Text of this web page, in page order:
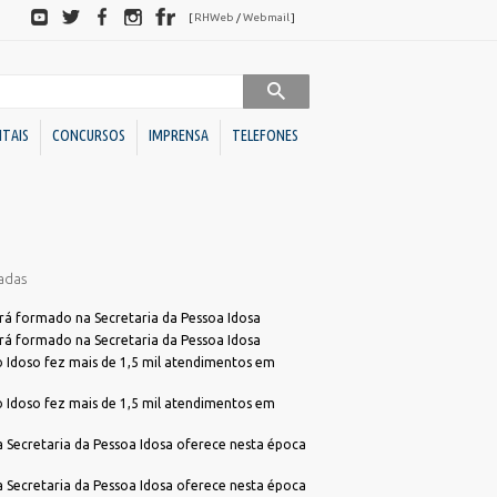
Redes
sociais
[RHWeb /Webmail]
BC Investimentos
Conselhos
Unidades
Descentralizadas
Declaração de Acessibilidade para Alvará
Declaração de ITBI
Dúvidas Alvará
Programa de Cotação Pública
Requerimento Análise de Projetos
CONCURSOS IMPRENSA TELEFONES
formado na Secretaria da Pessoa Idosa
formado na Secretaria da Pessoa Idosa
fez mais de 1,5 mil atendimentos em
fez mais de 1,5 mil atendimentos em
Secretaria da Pessoa Idosa oferece nesta época
Secretaria da Pessoa Idosa oferece nesta época